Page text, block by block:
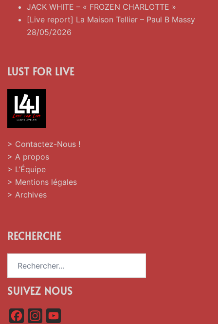
JACK WHITE – « FROZEN CHARLOTTE »
[Live report] La Maison Tellier – Paul B Massy
28/05/2026
LUST FOR LIVE
> Contactez-Nous !
> A propos
> L’Équipe
> Mentions légales
> Archives
RECHERCHE
SUIVEZ NOUS